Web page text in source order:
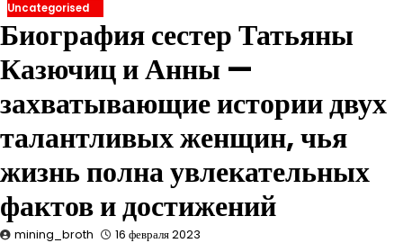
Uncategorised
Биография сестер Татьяны
Казючиц и Анны —
захватывающие истории двух
талантливых женщин, чья
жизнь полна увлекательных
фактов и достижений
mining_broth 16 февраля 2023